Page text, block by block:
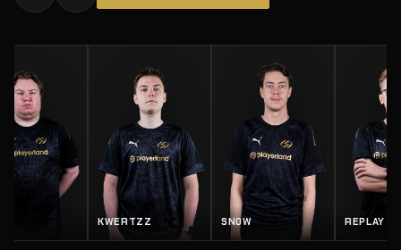
SN0W REPLAY SALTY